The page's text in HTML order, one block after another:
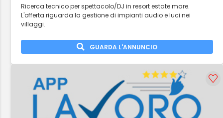
Ricerca tecnico per spettacolo/DJ in resort estate mare.
L'offerta riguarda la gestione di impianti audio e luci nei
villaggi.
GUARDA L'ANNUNCIO